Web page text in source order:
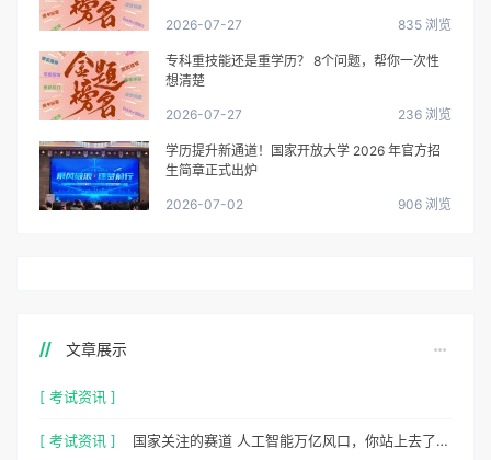
2026-07-27 835 浏览
专科重技能还是重学历？ 8个问题，帮你一次性
想清楚
2026-07-27 236 浏览
学历提升新通道！国家开放大学 2026 年官方招
生简章正式出炉
2026-07-02 906 浏览
文章展示
[ 考试资讯 ]
[ 考试资讯 ] 国家关注的赛道 人工智能万亿风口，你站上去了吗？